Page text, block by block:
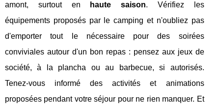
amont, surtout en
haute saison. Vérifiez les
équipements proposés par le camping et n'oubliez pas
d'emporter tout le nécessaire pour des soirées
conviviales autour d'un bon repas : pensez aux jeux de
société, à la plancha ou au barbecue, si autorisés.
Tenez-vous informé des activités et animations
proposées pendant votre séjour pour ne rien manquer. Et